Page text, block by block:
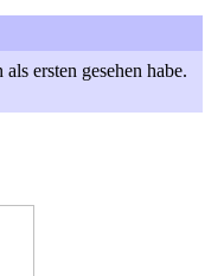
ersten gesehen habe.